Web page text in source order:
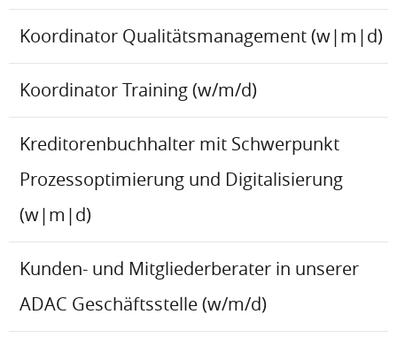
Koordinator Qualitätsmanagement (w|m|d)
Koordinator Training (w/m/d)
Kreditorenbuchhalter mit Schwerpunkt
Prozessoptimierung und Digitalisierung
(w|m|d)
Kunden- und Mitgliederberater in unserer
ADAC Geschäftsstelle (w/m/d)